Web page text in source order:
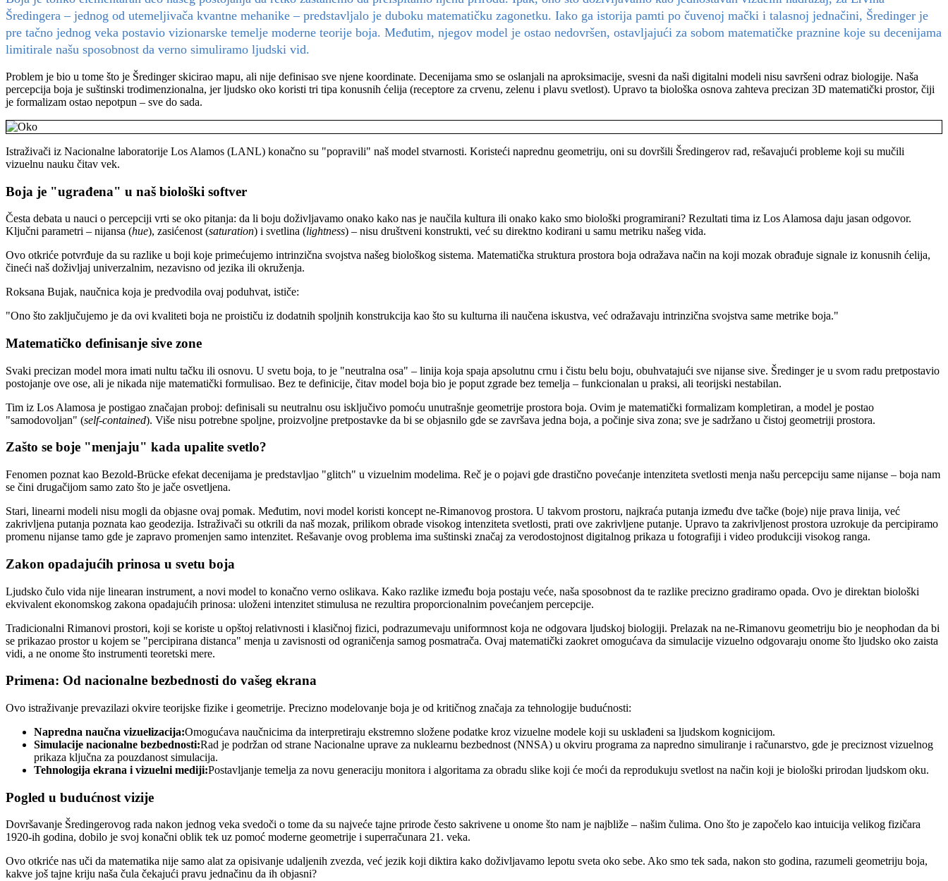
Šredingera – jednog od utemeljivača kvantne mehanike – predstavljalo je duboku matematičku zagonetku. Iako ga istorija pamti po čuvenoj mački i talasnoj jednačini, Šredinger je
pre tačno jednog veka postavio vizionarske temelje moderne teorije boja. Međutim, njegov model je ostao nedovršen, ostavljajući za sobom matematičke praznine koje su decenijama
limitirale našu sposobnost da verno simuliramo ljudski vid.
Problem je bio u tome što je Šredinger skicirao mapu, ali nije definisao sve njene koordinate. Decenijama smo se oslanjali na aproksimacije, svesni da naši digitalni modeli nisu savršeni odraz biologije. Naša
percepcija boja je suštinski trodimenzionalna, jer ljudsko oko koristi tri tipa konusnih ćelija (receptore za crvenu, zelenu i plavu svetlost). Upravo ta biološka osnova zahteva precizan 3D matematički prostor, čiji
je formalizam ostao nepotpun – sve do sada.
Istraživači iz Nacionalne laboratorije Los Alamos (LANL) konačno su "popravili" naš model stvarnosti. Koristeći naprednu geometriju, oni su dovršili Šredingerov rad, rešavajući probleme koji su mučili
vizuelnu nauku čitav vek.
Boja je "ugrađena" u naš biološki softver
Česta debata u nauci o percepciji vrti se oko pitanja: da li boju doživljavamo onako kako nas je naučila kultura ili onako kako smo biološki programirani? Rezultati tima iz Los Alamosa daju jasan odgovor.
Ključni parametri – nijansa (hue), zasićenost (saturation) i svetlina (lightness) – nisu društveni konstrukti, već su direktno kodirani u samu metriku našeg vida.
Ovo otkriće potvrđuje da su razlike u boji koje primećujemo intrinzična svojstva našeg biološkog sistema. Matematička struktura prostora boja odražava način na koji mozak obrađuje signale iz konusnih ćelija,
čineći naš doživljaj univerzalnim, nezavisno od jezika ili okruženja.
Roksana Bujak, naučnica koja je predvodila ovaj poduhvat, ističe:
"Ono što zaključujemo je da ovi kvaliteti boja ne proističu iz dodatnih spoljnih konstrukcija kao što su kulturna ili naučena iskustva, već odražavaju intrinzična svojstva same metrike boja."
Matematičko definisanje sive zone
Svaki precizan model mora imati nultu tačku ili osnovu. U svetu boja, to je "neutralna osa" – linija koja spaja apsolutnu crnu i čistu belu boju, obuhvatajući sve nijanse sive. Šredinger je u svom radu pretpostavio
postojanje ove ose, ali je nikada nije matematički formulisao. Bez te definicije, čitav model boja bio je poput zgrade bez temelja – funkcionalan u praksi, ali teorijski nestabilan.
Tim iz Los Alamosa je postigao značajan proboj: definisali su neutralnu osu isključivo pomoću unutrašnje geometrije prostora boja. Ovim je matematički formalizam kompletiran, a model je postao
"samodovoljan" (self-contained). Više nisu potrebne spoljne, proizvoljne pretpostavke da bi se objasnilo gde se završava jedna boja, a počinje siva zona; sve je sadržano u čistoj geometriji prostora.
Zašto se boje "menjaju" kada upalite svetlo?
Fenomen poznat kao Bezold-Brücke efekat decenijama je predstavljao "glitch" u vizuelnim modelima. Reč je o pojavi gde drastično povećanje intenziteta svetlosti menja našu percepciju same nijanse – boja nam
se čini drugačijom samo zato što je jače osvetljena.
Stari, linearni modeli nisu mogli da objasne ovaj pomak. Međutim, novi model koristi koncept ne-Rimanovog prostora. U takvom prostoru, najkraća putanja između dve tačke (boje) nije prava linija, već
zakrivljena putanja poznata kao geodezija. Istraživači su otkrili da naš mozak, prilikom obrade visokog intenziteta svetlosti, prati ove zakrivljene putanje. Upravo ta zakrivljenost prostora uzrokuje da percipiramo
promenu nijanse tamo gde je zapravo promenjen samo intenzitet. Rešavanje ovog problema ima suštinski značaj za verodostojnost digitalnog prikaza u fotografiji i video produkciji visokog ranga.
Zakon opadajućih prinosa u svetu boja
Ljudsko čulo vida nije linearan instrument, a novi model to konačno verno oslikava. Kako razlike između boja postaju veće, naša sposobnost da te razlike precizno gradiramo opada. Ovo je direktan biološki
ekvivalent ekonomskog zakona opadajućih prinosa: uloženi intenzitet stimulusa ne rezultira proporcionalnim povećanjem percepcije.
Tradicionalni Rimanovi prostori, koji se koriste u opštoj relativnosti i klasičnoj fizici, podrazumevaju uniformnost koja ne odgovara ljudskoj biologiji. Prelazak na ne-Rimanovu geometriju bio je neophodan da bi
se prikazao prostor u kojem se "percipirana distanca" menja u zavisnosti od ograničenja samog posmatrača. Ovaj matematički zaokret omogućava da simulacije vizuelno odgovaraju onome što ljudsko oko zaista
vidi, a ne onome što instrumenti teoretski mere.
Primena: Od nacionalne bezbednosti do vašeg ekrana
Ovo istraživanje prevazilazi okvire teorijske fizike i geometrije. Precizno modelovanje boja je od kritičnog značaja za tehnologije budućnosti:
Napredna naučna vizuelizacija:Omogućava naučnicima da interpretiraju ekstremno složene podatke kroz vizuelne modele koji su usklađeni sa ljudskom kognicijom.
Simulacije nacionalne bezbednosti:Rad je podržan od strane Nacionalne uprave za nuklearnu bezbednost (NNSA) u okviru programa za napredno simuliranje i računarstvo, gde je preciznost vizuelnog
prikaza ključna za pouzdanost simulacija.
Tehnologija ekrana i vizuelni mediji:Postavljanje temelja za novu generaciju monitora i algoritama za obradu slike koji će moći da reprodukuju svetlost na način koji je biološki prirodan ljudskom oku.
Pogled u budućnost vizije
Dovršavanje Šredingerovog rada nakon jednog veka svedoči o tome da su najveće tajne prirode često sakrivene u onome što nam je najbliže – našim čulima. Ono što je započelo kao intuicija velikog fizičara
1920-ih godina, dobilo je svoj konačni oblik tek uz pomoć moderne geometrije i superračunara 21. veka.
Ovo otkriće nas uči da matematika nije samo alat za opisivanje udaljenih zvezda, već jezik koji diktira kako doživljavamo lepotu sveta oko sebe. Ako smo tek sada, nakon sto godina, razumeli geometriju boja,
kakve još tajne kriju naša čula čekajući pravu jednačinu da ih objasni?